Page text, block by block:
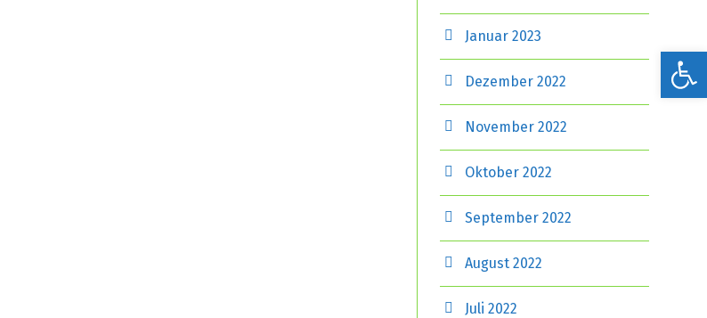
Januar 2023
Dezember 2022
November 2022
Oktober 2022
September 2022
August 2022
Juli 2022
Werkzeugleiste öffnen